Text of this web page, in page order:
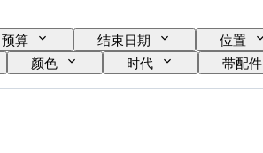
预算 结束日期 位置
颜色 时代 带配件